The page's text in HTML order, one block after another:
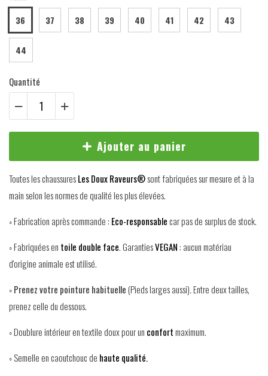
36 37 38 39 40 41 42 43
44
Quantité
Ajouter au panier
Toutes les chaussuresLes Doux Raveurs®sont fabriquées sur mesure et à la
main selon les normes de qualité les plus élevées.
◦ Fabrication après commande : Eco-responsablecar pas de surplus de stock.
◦ Fabriquées en toile double face. GarantiesVEGAN: aucun matériau
d'origine animale est utilisé.
◦Prenez votre pointure habituelle(Pieds larges aussi).Entre deux tailles,
prenez celle du dessous.
◦Doublure intérieur en textile doux pour un confortmaximum.
◦Semelle en caoutchouc de haute qualité.